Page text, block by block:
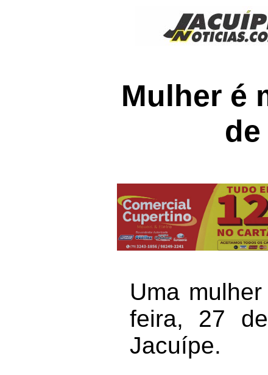
Mulher é
Uma
feira, 27
Jacuípe.